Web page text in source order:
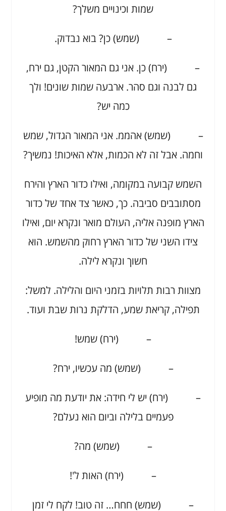
שמות וכינויים משלך?
– (שמש) כן? בוא נבדוק.
– (ירח) כן. אני גם המאור הקטן, גם ירח,
גם לבנה וגם סהר. ארבעה שמות שונים! ולך
כמה יש?
– (שמש) אהממ. אני המאור הגדול, שמש
וחמה. אבל זה לא הכמות, אלא האיכות! נמשיך?
השמש קבועה במקומה, ואילו כדור הארץ והירח
מסתובבים סביבה. כך, כאשר צד אחד של כדור
הארץ מופנה אליה, העולם מואר ונקרא יום, ואילו
צידו השני של כדור הארץ רחוק מהשמש. הוא
חשוך ונקרא לילה.
מצוות רבות תלויות בזמני היום והלילה. למשל:
תפילה, קריאת שמע, הדלקת נרות שבת ועוד.
– (ירח) שמש!
– (שמש) מה עכשיו, ירח?
– (ירח) יש לי חידה: את יודעת מה מופיע
פעמיים בלילה וביום הוא נעלם?
– (שמש) מה?
– (ירח) האות ל'!
– (שמש) חחח… זה טוב! לקח לי זמן